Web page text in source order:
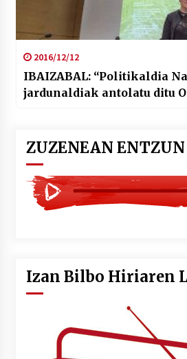
2016/12/12
IBAIZABAL: “Politikaldia
jardunaldiak antolatu ditu
ZUZENEAN ENTZUN
Izan Bilbo Hiriaren